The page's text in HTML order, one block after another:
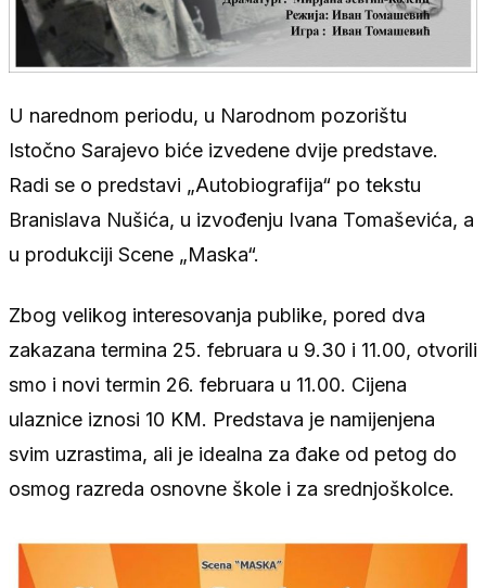
U narednom periodu, u Narodnom pozorištu
Istočno Sarajevo biće izvedene dvije predstave.
Radi se o predstavi „Autobiografija“ po tekstu
Branislava Nušića, u izvođenju Ivana Tomaševića, a
u produkciji Scene „Maska“.
Zbog velikog interesovanja publike, pored dva
zakazana termina 25. februara u 9.30 i 11.00, otvorili
smo i novi termin 26. februara u 11.00. Cijena
ulaznice iznosi 10 KM. Predstava je namijenjena
svim uzrastima, ali je idealna za đake od petog do
osmog razreda osnovne škole i za srednjoškolce.